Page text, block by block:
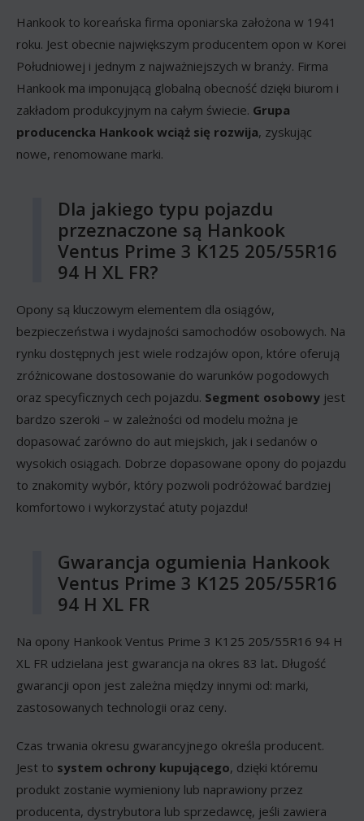
Hankook to koreańska firma oponiarska założona w 1941
roku. Jest obecnie największym producentem opon w Korei
Południowej i jednym z najważniejszych w branży. Firma
Hankook ma imponującą globalną obecność dzięki biurom i
zakładom produkcyjnym na całym świecie. Grupa
producencka Hankook wciąż się rozwija, zyskując
nowe, renomowane marki.
Dla jakiego typu pojazdu
przeznaczone są Hankook
Ventus Prime 3 K125 205/55R16
94 H XL FR?
Opony są kluczowym elementem dla osiągów,
bezpieczeństwa i wydajności samochodów osobowych. Na
rynku dostępnych jest wiele rodzajów opon, które oferują
zróżnicowane dostosowanie do warunków pogodowych
oraz specyficznych cech pojazdu. Segment osobowy jest
bardzo szeroki – w zależności od modelu można je
dopasować zarówno do aut miejskich, jak i sedanów o
wysokich osiągach. Dobrze dopasowane opony do pojazdu
to znakomity wybór, który pozwoli podróżować bardziej
komfortowo i wykorzystać atuty pojazdu!
Gwarancja ogumienia Hankook
Ventus Prime 3 K125 205/55R16
94 H XL FR
Na opony Hankook Ventus Prime 3 K125 205/55R16 94 H
XL FR udzielana jest gwarancja na okres 83 lat. Długość
gwarancji opon jest zależna między innymi od: marki,
zastosowanych technologii oraz ceny.
Czas trwania okresu gwarancyjnego określa producent.
Jest to system ochrony kupującego, dzięki któremu
produkt zostanie wymieniony lub naprawiony przez
producenta, dystrybutora lub sprzedawcę, jeśli zawiera